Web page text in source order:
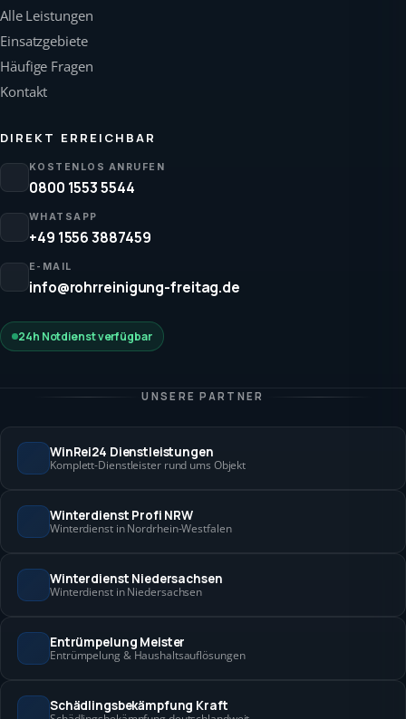
Alle Leistungen
Einsatzgebiete
Häufige Fragen
Kontakt
DIREKT ERREICHBAR
KOSTENLOS ANRUFEN
0800 1553 5544
WHATSAPP
+49 1556 3887459
E-MAIL
info@rohrreinigung-freitag.de
24h Notdienst verfügbar
UNSERE PARTNER
WinRei24 Dienstleistungen
Komplett-Dienstleister rund ums Objekt
Winterdienst Profi NRW
Winterdienst in Nordrhein-Westfalen
Winterdienst Niedersachsen
Winterdienst in Niedersachsen
Entrümpelung Meister
Entrümpelung & Haushaltsauflösungen
Schädlingsbekämpfung Kraft